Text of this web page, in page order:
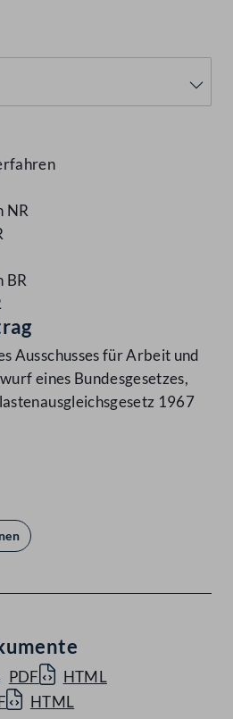
NR
BR
Ausschusses für Arbeit und
eines Bundesgesetzes,
1967
PDF
HTML
HTML